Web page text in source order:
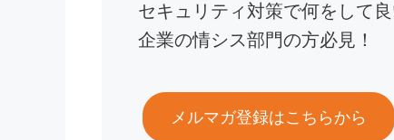
セキュリティ対策で何をして
企業の情シス部門の方必見！
メルマガ登録はこちらから